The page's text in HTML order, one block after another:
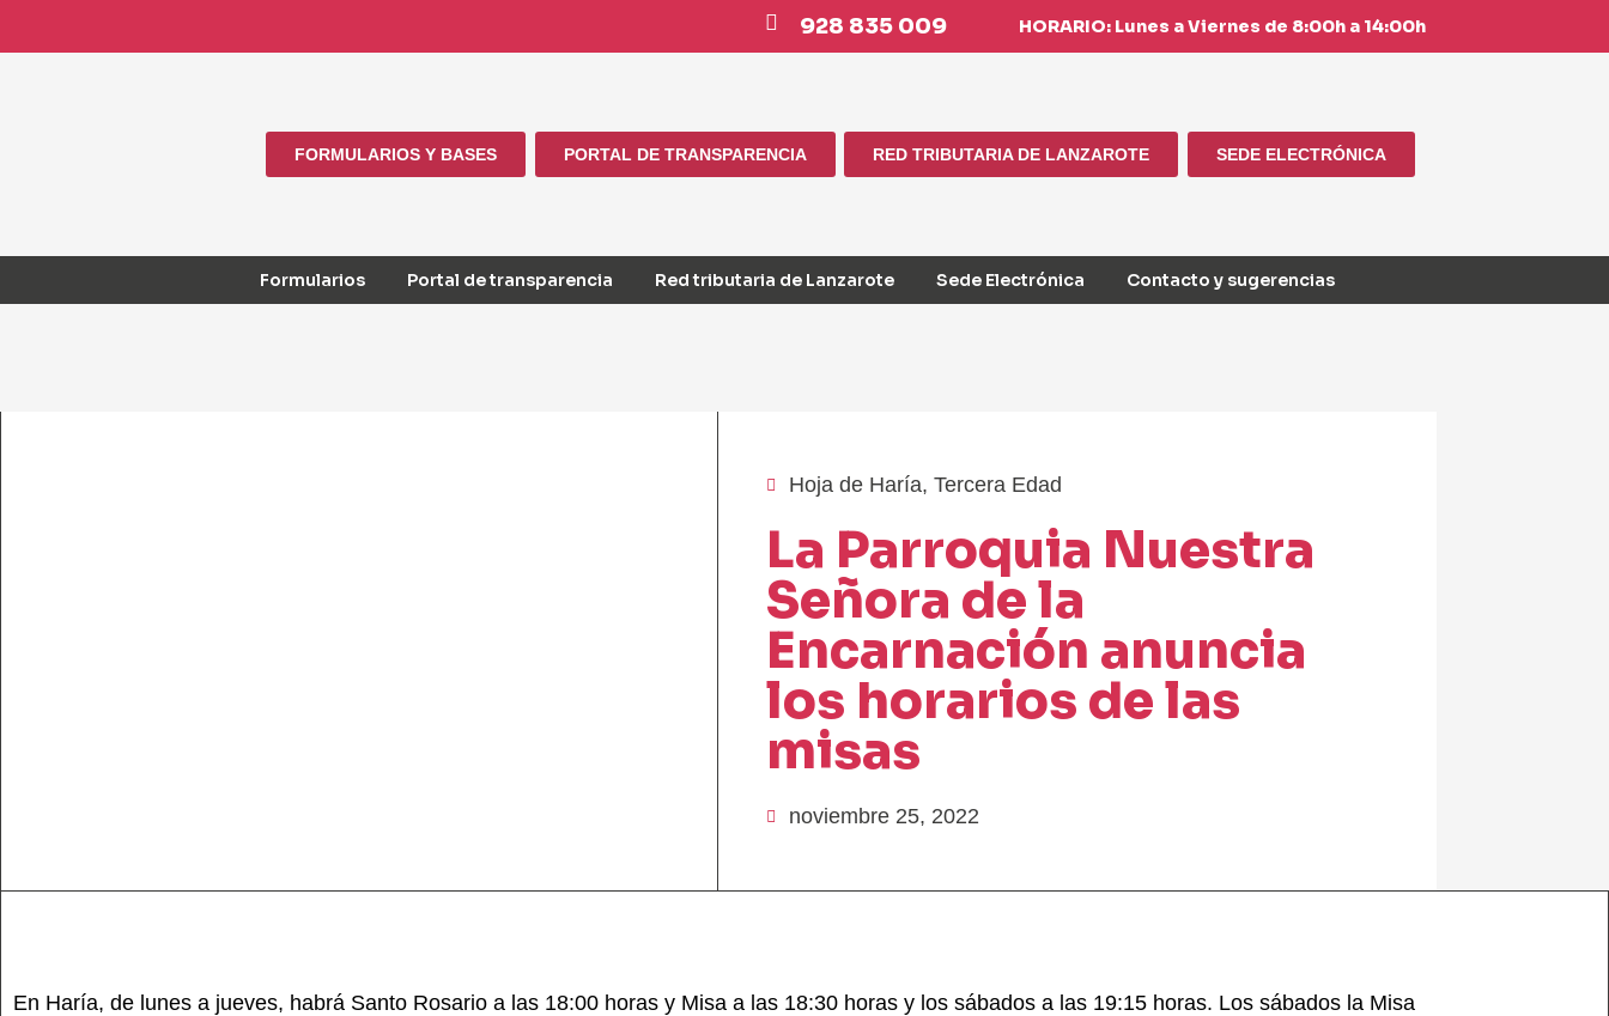
928 835 009 HORARIO: Lunes a Viernes de 8:00h a 14:00h
FORMULARIOS Y BASES PORTAL DE TRANSPARENCIA RED TRIBUTARIA DE LANZAROTE SEDE ELECTRÓNICA
Formularios Portal de transparencia Red tributaria de Lanzarote Sede Electrónica Contacto y sugerencias
Hoja de Haría, Tercera Edad
La Parroquia Nuestra
Señora de la
Encarnación anuncia
los horarios de las
misas
noviembre 25, 2022
En Haría, de lunes a jueves, habrá Santo Rosario a las 18:00 horas y Misa a las 18:30 horas y los sábados a las 19:15 horas. Los sábados la Misa